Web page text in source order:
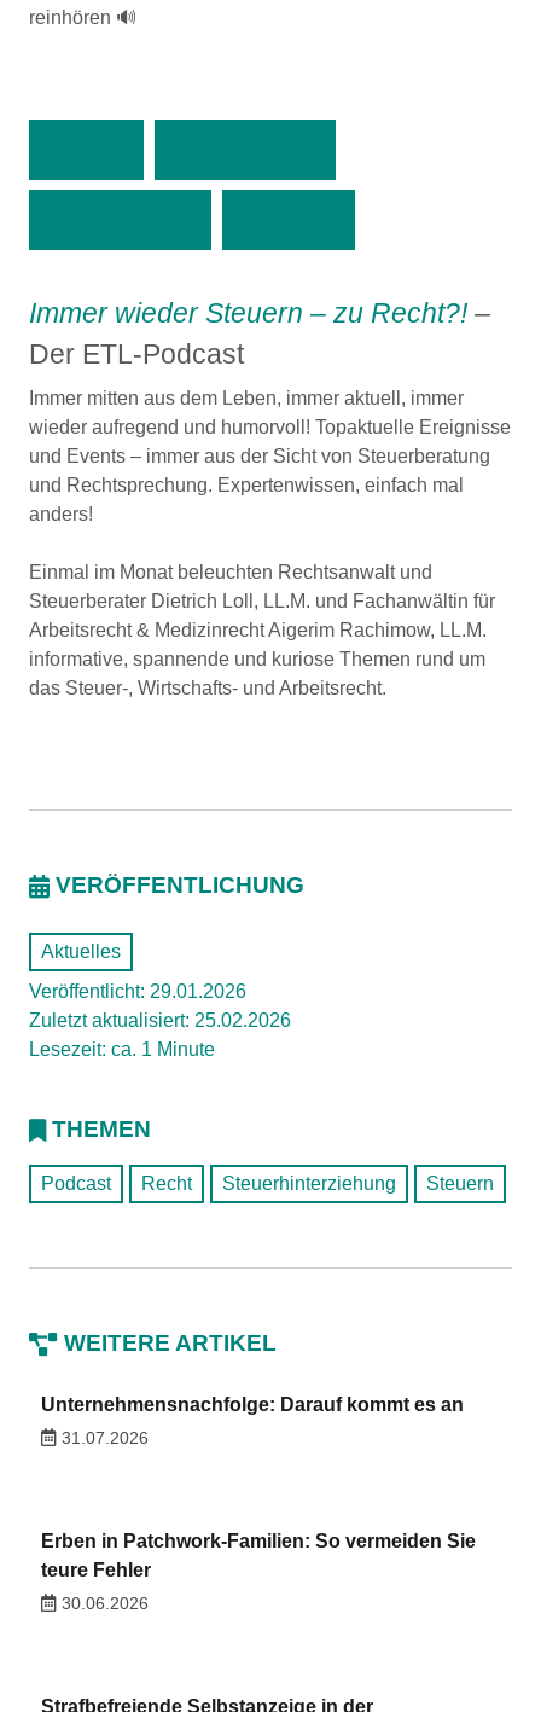
reinhören 🔊
Immer wieder Steuern – zu Recht?! –
Der ETL-Podcast
Immer mitten aus dem Leben, immer aktuell, immer
wieder aufregend und humorvoll! Topaktuelle Ereignisse
und Events – immer aus der Sicht von Steuerberatung
und Rechtsprechung. Expertenwissen, einfach mal
anders!
Einmal im Monat beleuchten Rechtsanwalt und
Steuerberater Dietrich Loll, LL.M. und Fachanwältin für
Arbeitsrecht & Medizinrecht Aigerim Rachimow, LL.M.
informative, spannende und kuriose Themen rund um
das Steuer-, Wirtschafts- und Arbeitsrecht.
VERÖFFENTLICHUNG
Aktuelles
Veröffentlicht: 29.01.2026
Zuletzt aktualisiert: 25.02.2026
Lesezeit: ca. 1 Minute
THEMEN
Podcast Recht Steuerhinterziehung Steuern
WEITERE ARTIKEL
Unternehmensnachfolge: Darauf kommt es an
31.07.2026
Erben in Patchwork-Familien: So vermeiden Sie
teure Fehler
30.06.2026
Strafbefreiende Selbstanzeige in der